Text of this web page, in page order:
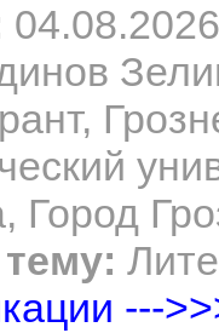
04.08.2026
Город
---